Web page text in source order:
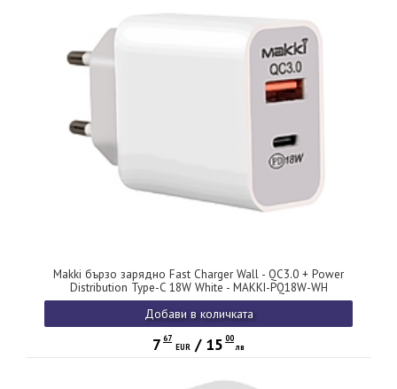
Makki бързо зарядно Fast Charger Wall - QC3.0 + Power
Distribution Type-C 18W White - MAKKI-PQ18W-WH
Добави в количката
7 67
EUR / 15 00
лв